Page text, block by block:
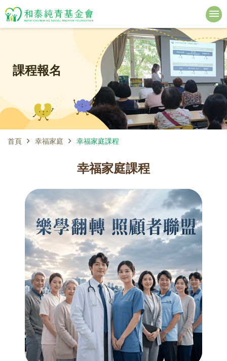
課程報名
首頁 幸福家庭 幸福家庭課程
幸福家庭課程